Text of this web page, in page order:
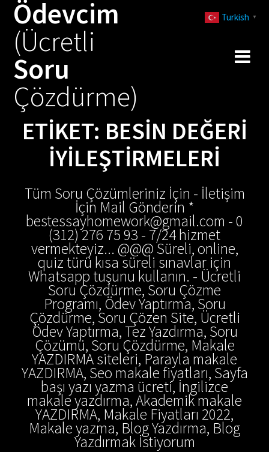
Ödevcim
(Ücretli
Soru
Çözdürme)
ETIKET: BESIN DEĞERI
IYILEŞTIRMELERI
Tüm Soru Çözümleriniz İçin - İletişim
İçin Mail Gönderin *
bestessayhomework@gmail.com - 0
(312) 276 75 93 - 7/24 hizmet
vermekteyiz... @@@ Süreli, online,
quiz türü kısa süreli sınavlar için
Whatsapp tuşunu kullanın. - Ücretli
Soru Çözdürme, Soru Çözme
Programı, Ödev Yaptırma, Soru
Çözdürme, Soru Çözen Site, Ücretli
Ödev Yaptırma, Tez Yazdırma, Soru
Çözümü, Soru Çözdürme, Makale
YAZDIRMA siteleri, Parayla makale
YAZDIRMA, Seo makale fiyatları, Sayfa
başı yazı yazma ücreti, İngilizce
makale yazdırma, Akademik makale
YAZDIRMA, Makale Fiyatları 2022,
Makale yazma, Blog Yazdırma, Blog
Yazdırmak İstiyorum
Turkish ▼